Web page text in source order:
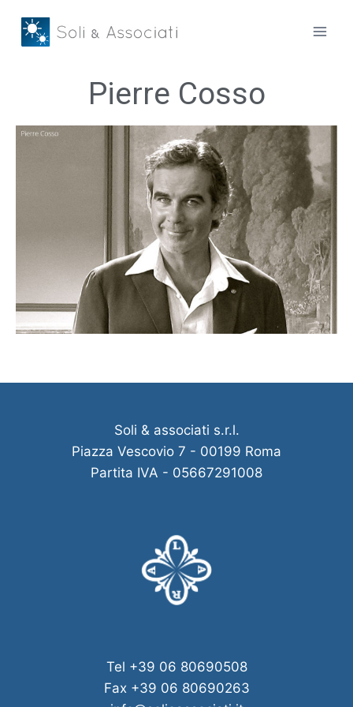
Pierre Cosso
Soli & associati s.r.l.
Piazza Vescovio 7 - 00199 Roma
Partita IVA - 05667291008
Tel +39 06 80690508
Fax +39 06 80690263